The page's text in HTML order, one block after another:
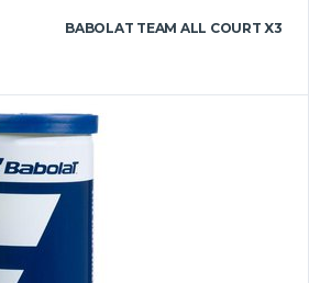
BABOLAT TEAM ALL COURT X3